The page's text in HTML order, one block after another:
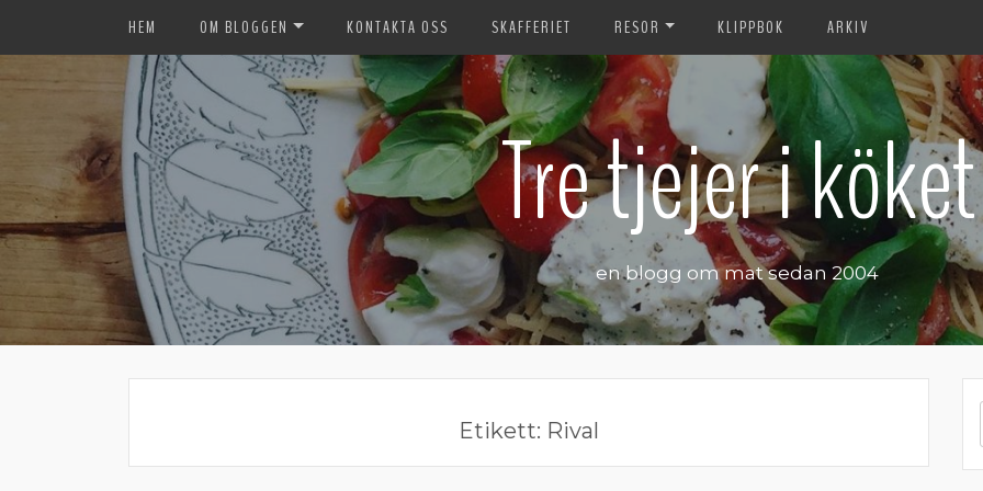
HEM OM BLOGGEN KONTAKTA OSS SKAFFERIET RESOR KLIPPBOK ARKIV
Tre tjejer i köket
en blogg om mat sedan 2004
Etikett: Rival